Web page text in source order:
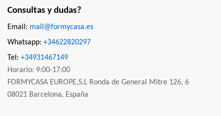
Consultas y dudas?
Email: mail@formycasa.es
Whatsapp: +34622820297
Tel: +34931467149
Horario: 9:00-17:00
FORMYCASA EUROPE,S.L Ronda de General Mitre 126, 6
08021 Barcelona, España